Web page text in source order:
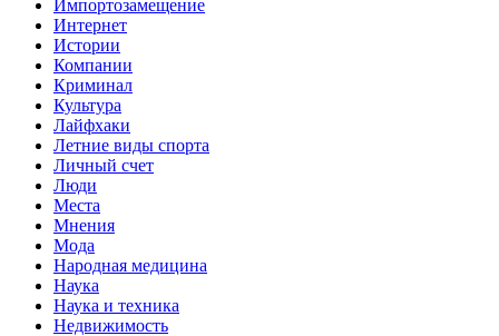
Импортозамещение
Интернет
Истории
Компании
Криминал
Культура
Лайфхаки
Летние виды спорта
Личный счет
Люди
Места
Мнения
Мода
Народная медицина
Наука
Наука и техника
Недвижимость